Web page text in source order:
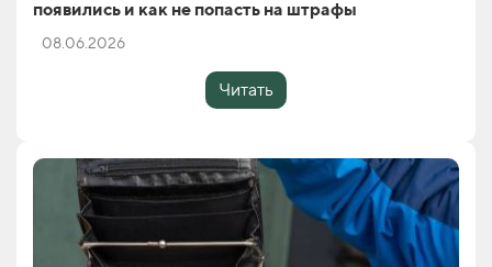
появились и как не попасть на штрафы
08.06.2026
Читать